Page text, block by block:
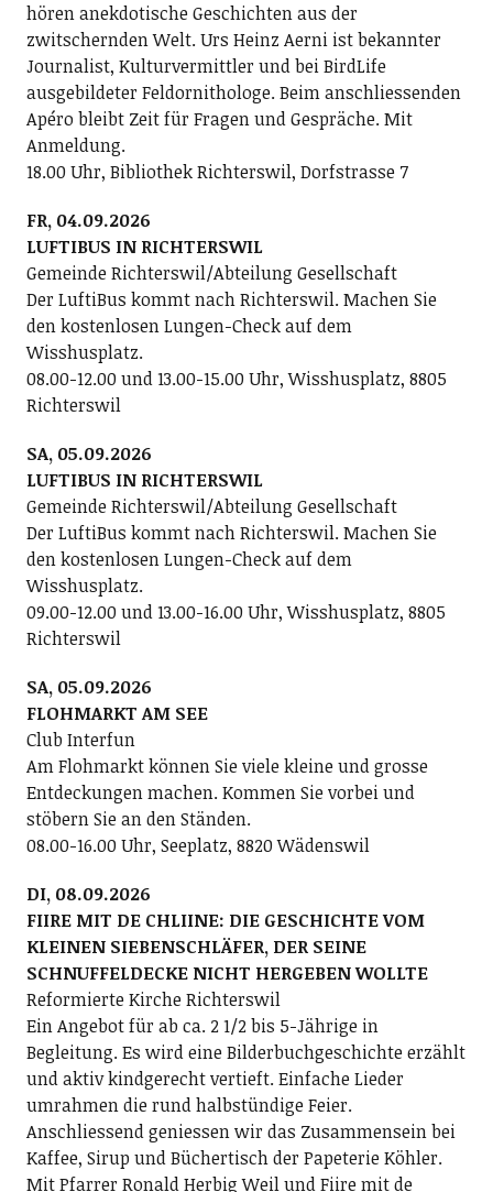
hören anekdotische Geschichten aus der
zwitschernden Welt. Urs Heinz Aerni ist bekannter
Journalist, Kulturvermittler und bei BirdLife
ausgebildeter Feldornithologe. Beim anschliessenden
Apéro bleibt Zeit für Fragen und Gespräche. Mit
Anmeldung.
18.00 Uhr, Bibliothek Richterswil, Dorfstrasse 7
FR, 04.09.2026
LUFTIBUS IN RICHTERSWIL
Gemeinde Richterswil/Abteilung Gesellschaft
Der LuftiBus kommt nach Richterswil. Machen Sie
den kostenlosen Lungen-Check auf dem
Wisshusplatz.
08.00-12.00 und 13.00-15.00 Uhr, Wisshusplatz, 8805
Richterswil
SA, 05.09.2026
LUFTIBUS IN RICHTERSWIL
Gemeinde Richterswil/Abteilung Gesellschaft
Der LuftiBus kommt nach Richterswil. Machen Sie
den kostenlosen Lungen-Check auf dem
Wisshusplatz.
09.00-12.00 und 13.00-16.00 Uhr, Wisshusplatz, 8805
Richterswil
SA, 05.09.2026
FLOHMARKT AM SEE
Club Interfun
Am Flohmarkt können Sie viele kleine und grosse
Entdeckungen machen. Kommen Sie vorbei und
stöbern Sie an den Ständen.
08.00-16.00 Uhr, Seeplatz, 8820 Wädenswil
DI, 08.09.2026
FIIRE MIT DE CHLIINE: DIE GESCHICHTE VOM
KLEINEN SIEBENSCHLÄFER, DER SEINE
SCHNUFFELDECKE NICHT HERGEBEN WOLLTE
Reformierte Kirche Richterswil
Ein Angebot für ab ca. 2 1/2 bis 5-Jährige in
Begleitung. Es wird eine Bilderbuchgeschichte erzählt
und aktiv kindgerecht vertieft. Einfache Lieder
umrahmen die rund halbstündige Feier.
Anschliessend geniessen wir das Zusammensein bei
Kaffee, Sirup und Büchertisch der Papeterie Köhler.
Mit Pfarrer Ronald Herbig Weil und Fiire mit de